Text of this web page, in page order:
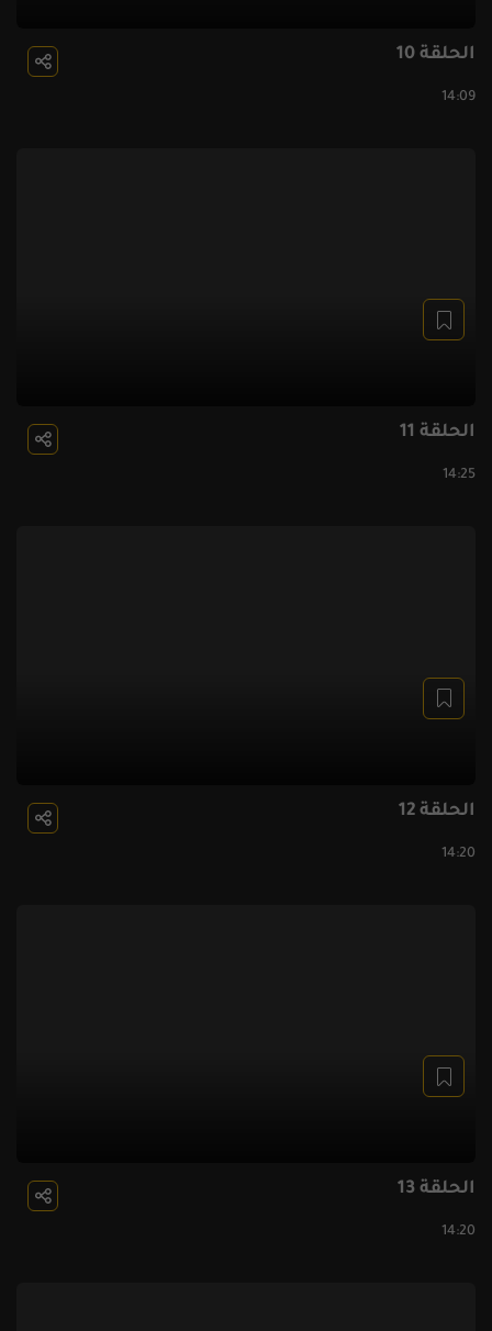
الحلقة 10
14:09
الحلقة 11
14:25
الحلقة 12
14:20
الحلقة 13
14:20